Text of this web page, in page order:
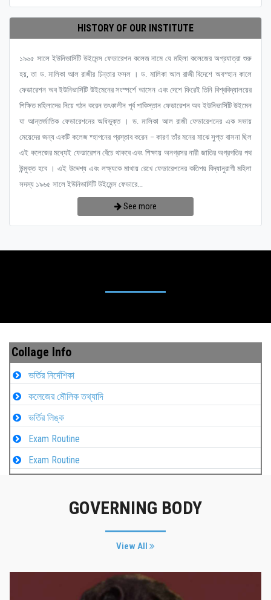
HISTORY OF OUR INSTITUTE
১৯৬৫ সালে ইউনিভার্সিটি উইমেন্স ফেডারেশন কলেজ নামে যে মহিলা কলেজের অগ্রযাত্রা শুরু
হয়, তা ড. মালিকা আল রাজীর চিন্তার ফসল । ড. মালিকা আল রাজী বিদেশে অবস্হান কালে
ফেডারেশন অব ইউনিভার্সিটি উইমেনের সংস্পর্শে আসেন এবং দেশে ফিরেই তিনি বিশ্ববিদ্যালয়ের
শিক্ষিত মহিলাদের নিয়ে গঠন করেন তৎকালীন পূর্ব পাকিস্তান ফেডারেশন অব ইউনিভার্সিটি উইমেন
যা আন্তর্জাতিক ফেডারেশনের অধিভুক্ত । ড. মালিকা আল রাজী ফেডারেশনের এক সভায়
মেয়েদের জন্য একটি কলেজ ষ্হাপনের প্রস্তাব করেন – কারণ তাঁর মনের মাঝে সুপ্ত বাসনা ছিল
এই কলেজের মধ্যেই ফেডারেশন বেঁচে থাকবে এবং শিক্ষায় অনগ্রসর নারী জাতির অগ্রগতির পথ
উন্মুক্ত হবে । এই উদ্দেশ্য এবং লক্ষ্যকে মাথায় রেখে ফেডারেশনের কতিপয় বিদ্যানুরাগী মহিলা
সদস্য ১৯৬৫ সালে ইউনিভার্সিটি উইমেন্স ফেডারে...
See more
Collage Info
ভর্তির নির্দেশিকা
কলেজের মৌলিক তথ্যাদি
ভর্তির লিঙ্ক
Exam Routine
Exam Routine
GOVERNING BODY
View All